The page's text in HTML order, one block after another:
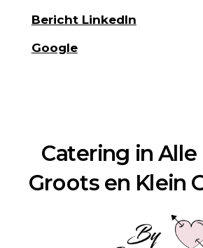
Bericht LinkedIn
Google
Catering in Alle
Groots en Klein